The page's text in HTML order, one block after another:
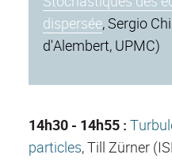
dispersée, Sergio
d'Alembert, UPMC)
14h30 - 14h55 :
particles, Till Zürner